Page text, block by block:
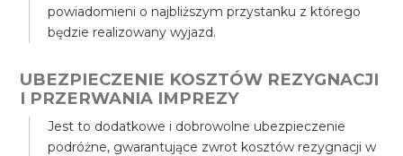
powiadomieni o najbliższym przystanku z którego
będzie realizowany wyjazd.
UBEZPIECZENIE KOSZTÓW REZYGNACJI
I PRZERWANIA IMPREZY
Jest to dodatkowe i dobrowolne ubezpieczenie
podróżne, gwarantujące zwrot kosztów rezygnacji w